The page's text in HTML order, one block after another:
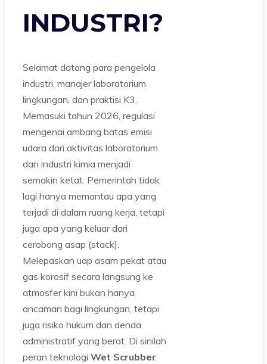
INDUSTRI?
Selamat datang para pengelola
industri, manajer laboratorium
lingkungan, dan praktisi K3.
Memasuki tahun 2026, regulasi
mengenai ambang batas emisi
udara dari aktivitas laboratorium
dan industri kimia menjadi
semakin ketat. Pemerintah tidak
lagi hanya memantau apa yang
terjadi di dalam ruang kerja, tetapi
juga apa yang keluar dari
cerobong asap (stack).
Melepaskan uap asam pekat atau
gas korosif secara langsung ke
atmosfer kini bukan hanya
ancaman bagi lingkungan, tetapi
juga risiko hukum dan denda
administratif yang berat. Di sinilah
peran teknologi Wet Scrubber